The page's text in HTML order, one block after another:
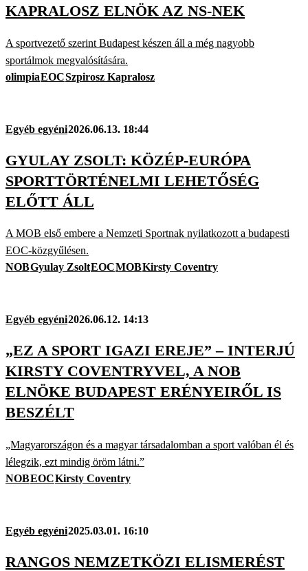
KAPRALOSZ ELNÖK AZ NS-NEK
A sportvezető szerint Budapest készen áll a még nagyobb
sportálmok megvalósítására.
olimpiaEOCSzpirosz Kapralosz
Egyéb egyéni2026.06.13. 18:44
GYULAY ZSOLT: KÖZÉP-EURÓPA
SPORTTÖRTÉNELMI LEHETŐSÉG
ELŐTT ÁLL
A MOB első embere a Nemzeti Sportnak nyilatkozott a budapesti
EOC-közgyűlésen.
NOBGyulay ZsoltEOCMOBKirsty Coventry
Egyéb egyéni2026.06.12. 14:13
„EZ A SPORT IGAZI EREJE” – INTERJÚ
KIRSTY COVENTRYVEL, A NOB
ELNÖKE BUDAPEST ERÉNYEIRŐL IS
BESZÉLT
„Magyarországon és a magyar társadalomban a sport valóban él és
lélegzik, ezt mindig öröm látni.”
NOBEOCKirsty Coventry
Egyéb egyéni2025.03.01. 16:10
RANGOS NEMZETKÖZI ELISMERÉST